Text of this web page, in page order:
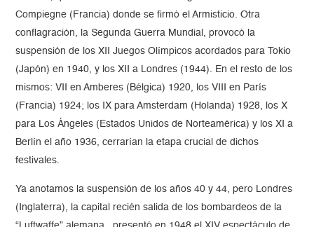
Compiegne (Francia) donde se firmó el Armisticio. Otra
conflagración, la Segunda Guerra Mundial, provocó la
suspensión de los XII Juegos Olímpicos acordados para Tokio
(Japón) en 1940, y los XII a Londres (1944). En el resto de los
mismos: VII en Amberes (Bélgica) 1920, los VIII en París
(Francia) 1924; los IX para Amsterdam (Holanda) 1928, los X
para Los Ángeles (Estados Unidos de Norteamérica) y los XI a
Berlín el año 1936, cerrarían la etapa crucial de dichos
festivales.
Ya anotamos la suspensión de los años 40 y 44, pero Londres
(Inglaterra), la capital recién salida de los bombardeos de la